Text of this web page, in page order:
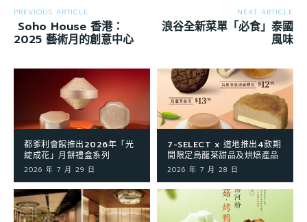
PREVIOUS ARTICLE
Soho House 香港：
2025 藝術月的創意中心
NEXT ARTICLE
浪谷全新菜單「必食」泰國
風味
都爹利會館推出2026年「光
綻成花」月餅禮盒系列
2026 年 7 月 29 日
7-SELECT x 道地推出4款期
間限定烏龍茶甜品及烘焙產品
2026 年 7 月 28 日